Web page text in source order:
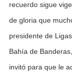
recuerdo sigue
de gloria que
presidente de
Bahía de
invitó para que le